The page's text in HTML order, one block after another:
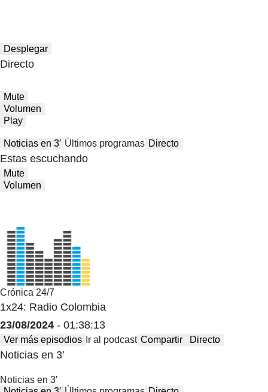
Desplegar
Directo
Mute
Volumen
Play
Noticias en 3′ Últimos programas Directo
Estas escuchando
Mute
Volumen
Crónica 24/7
1x24: Radio Colombia
23/08/2024 - 01:38:13
Ver más episodios Ir al podcast Compartir Directo
Noticias en 3′
Noticias en 3′